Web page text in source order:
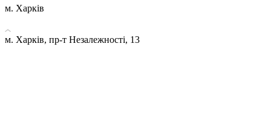
м. Харків
м. Харків, пр-т Незалежності, 13